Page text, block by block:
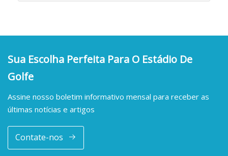
Sua Escolha Perfeita Para O Estádio De
Golfe
Assine nosso boletim informativo mensal para receber as
últimas notícias e artigos
Contate-nos